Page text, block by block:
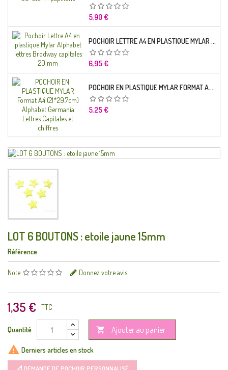
Prix
5,90 €
POCHOIR LETTRE A4 EN PLASTIQUE MYLAR ALPHABET LETTRES BRODWAY CAPITALES 20 MM
Prix
6,95 €
POCHOIR EN PLASTIQUE MYLAR FORMAT A4 (21*29.7CM) ALPHABET GERMANICA LETTRES CAPITALES ET CHIFFRES
Prix
5,25 €
LOT 6 BOUTONS : etoile jaune 15mm
Référence
Note Donnez votre avis
1,35 € TTC
Quantité  Ajouter au panier
 Derniers articles en stock